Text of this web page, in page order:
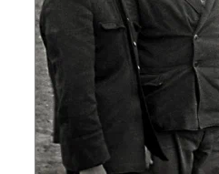
Фото:
Евгений
Разумный,
Коммерсантъ